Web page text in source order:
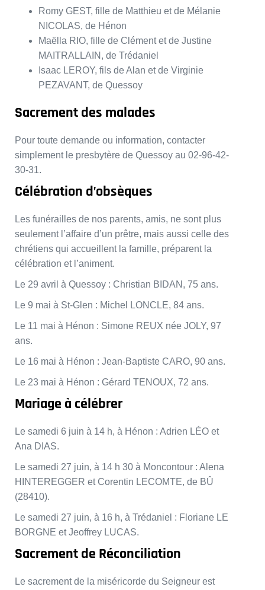
Romy GEST, fille de Matthieu et de Mélanie
NICOLAS, de Hénon
Maëlla RIO, fille de Clément et de Justine
MAITRALLAIN, de Trédaniel
Isaac LEROY, fils de Alan et de Virginie
PEZAVANT, de Quessoy
Sacrement des malades
Pour toute demande ou information, contacter
simplement le presbytère de Quessoy au 02-96-42-
30-31.
Célébration d’obsèques
Les funérailles de nos parents, amis, ne sont plus
seulement l’affaire d’un prêtre, mais aussi celle des
chrétiens qui accueillent la famille, préparent la
célébration et l’animent.
Le 29 avril à Quessoy : Christian BIDAN, 75 ans.
Le 9 mai à St-Glen : Michel LONCLE, 84 ans.
Le 11 mai à Hénon : Simone REUX née JOLY, 97
ans.
Le 16 mai à Hénon : Jean-Baptiste CARO, 90 ans.
Le 23 mai à Hénon : Gérard TENOUX, 72 ans.
Mariage à célébrer
Le samedi 6 juin à 14 h, à Hénon : Adrien LÉO et
Ana DIAS.
Le samedi 27 juin, à 14 h 30 à Moncontour : Alena
HINTEREGGER et Corentin LECOMTE, de BÛ
(28410).
Le samedi 27 juin, à 16 h, à Trédaniel : Floriane LE
BORGNE et Jeoffrey LUCAS.
Sacrement de Réconciliation
Le sacrement de la miséricorde du Seigneur est